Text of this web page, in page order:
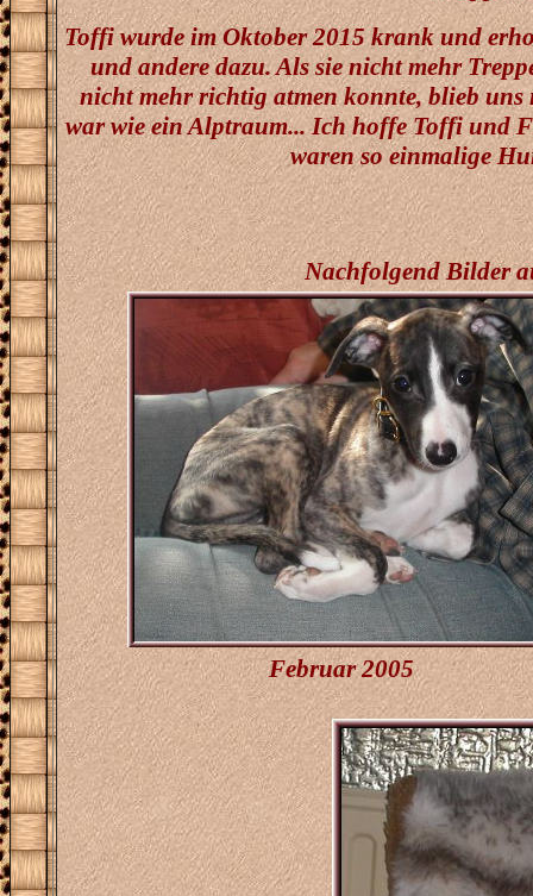
Toffi wurde im Oktober 2015 krank und
und andere dazu. Als sie nicht mehr
nicht mehr richtig atmen konnte, blieb uns
war wie ein Alptraum... Ich hoffe Toffi und
waren so einmalige
Nachfolgend Bilder
Februar 2005